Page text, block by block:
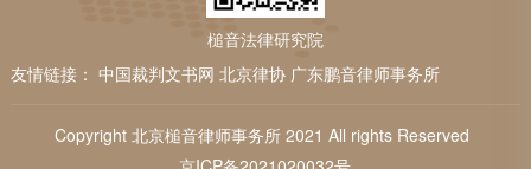
槌音法律研究院
友情链接： 中国裁判文书网 北京律协 广东鹏音律师事务所
Copyright 北京槌音律师事务所 2021 All rights Reserved